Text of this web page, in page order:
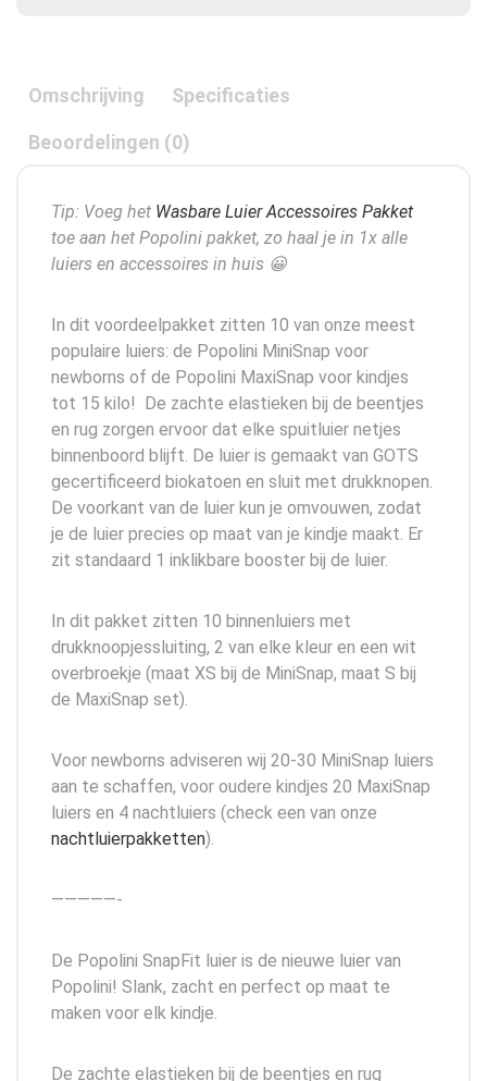
Omschrijving Specificaties
Beoordelingen (0)
Tip: Voeg het Wasbare Luier Accessoires Pakket
toe aan het Popolini pakket, zo haal je in 1x alle
luiers en accessoires in huis 😀
In dit voordeelpakket zitten 10 van onze meest
populaire luiers: de Popolini MiniSnap voor
newborns of de Popolini MaxiSnap voor kindjes
tot 15 kilo! De zachte elastieken bij de beentjes
en rug zorgen ervoor dat elke spuitluier netjes
binnenboord blijft. De luier is gemaakt van GOTS
gecertificeerd biokatoen en sluit met drukknopen.
De voorkant van de luier kun je omvouwen, zodat
je de luier precies op maat van je kindje maakt. Er
zit standaard 1 inklikbare booster bij de luier.
In dit pakket zitten 10 binnenluiers met
drukknoopjessluiting, 2 van elke kleur en een wit
overbroekje (maat XS bij de MiniSnap, maat S bij
de MaxiSnap set).
Voor newborns adviseren wij 20-30 MiniSnap luiers
aan te schaffen, voor oudere kindjes 20 MaxiSnap
luiers en 4 nachtluiers (check een van onze
nachtluierpakketten).
—————-
De Popolini SnapFit luier is de nieuwe luier van
Popolini! Slank, zacht en perfect op maat te
maken voor elk kindje.
De zachte elastieken bij de beentjes en rug